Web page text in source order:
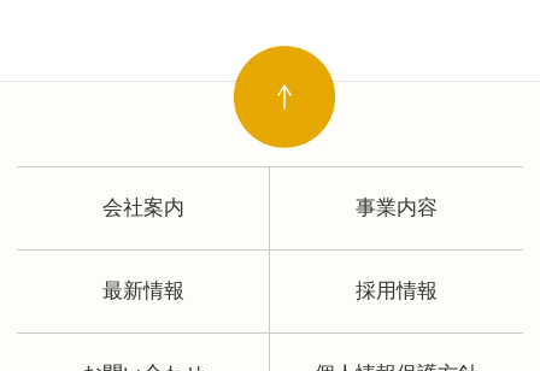
会社案内 事業内容
最新情報 採用情報